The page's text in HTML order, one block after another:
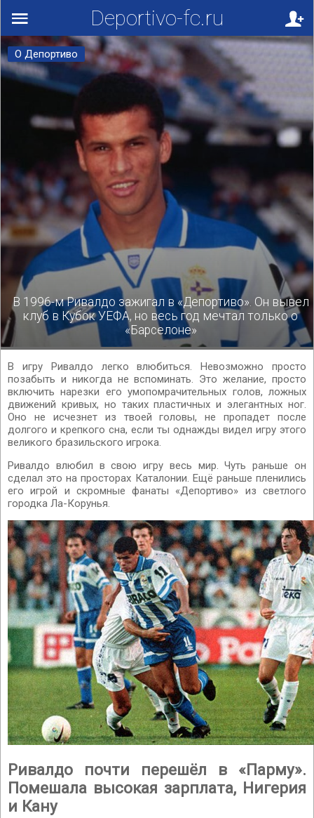
Deportivo-fc.ru
О Депортиво
В 1996-м Ривалдо зажигал в «Депортиво». Он вывел
клуб в Кубок УЕФА, но весь год мечтал только о
«Барселоне»
В игру Ривалдо легко влюбиться. Невозможно просто
позабыть и никогда не вспоминать. Это желание, просто
включить нарезки его умопомрачительных голов, ложных
движений кривых, но таких пластичных и элегантных ног.
Оно не исчезнет из твоей головы, не пропадет после
долгого и крепкого сна, если ты однажды видел игру этого
великого бразильского игрока.
Ривалдо влюбил в свою игру весь мир. Чуть раньше он
сделал это на просторах Каталонии. Ещё раньше пленились
его игрой и скромные фанаты «Депортиво» из светлого
городка Ла-Корунья.
Ривалдо почти перешёл в «Парму».
Помешала высокая зарплата, Нигерия
и Кану